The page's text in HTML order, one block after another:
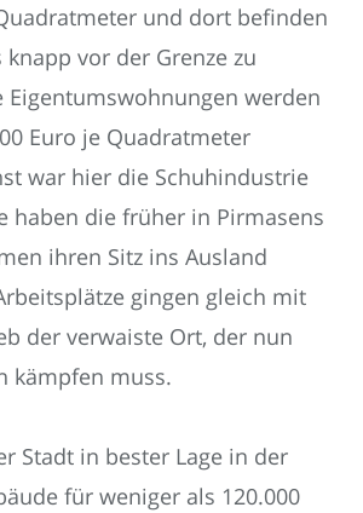
und dort befinden
vor der Grenze zu
Eigentumswohnungen werden
Euro je Quadratmeter
war hier die Schuhindustrie
haben die früher in Pirmasens
ihren Sitz ins Ausland
gingen gleich mit
der verwaiste Ort, der nun
kämpfen muss.
Stadt in bester Lage in der
für weniger als 120.000